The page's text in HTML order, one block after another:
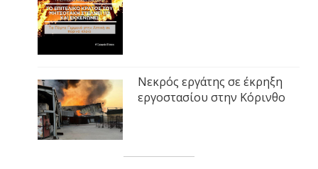
Νεκρός εργάτης σε έκρηξη
εργοστασίου στην Κόρινθο